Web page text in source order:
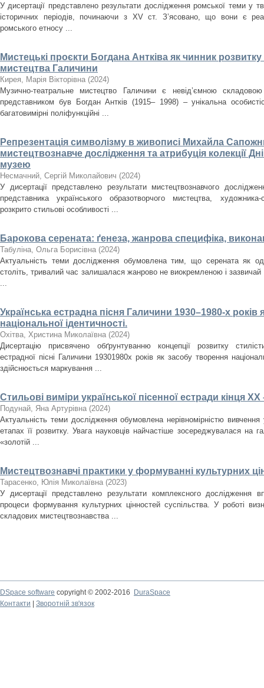
У дисертації представлено результати дослідження ромської теми у
історичних періодів, починаючи з XV ст. З’ясовано, що вони є
ромського етносу ...
Мистецькі проєкти Богдана Антківа як чинник
мистецтва Галичини
Кирея, Марія Вікторівна (2024)
Музично-театральне мистецтво Галичини є невід’ємною
представником був Богдан Антків (1915– 1998) – унікальна
багатовимірні поліфункційні ...
Репрезентація символізму в живописі Михайла
мистецтвознавче дослідження та атрибуція колекції
музею
Несмачний, Сергій Миколайович (2024)
У дисертації представлено результати мистецтвознавчого
представника українського образотворчого мистецтва,
розкрито стильові особливості ...
Барокова серената: ґенеза, жанрова специфіка,
Табуліна, Ольга Борисівна (2024)
Актуальність теми дослідження обумовлена тим, що серената як
століть, тривалий час залишалася жанрово не виокремленою і зазвичай
...
Українська естрадна пісня Галичини 1930–1980-­х років
національної ідентичності.
Охітва, Христина Миколаївна (2024)
Дисертацію присвячено обґрунтуванню концепції розвитку
естрадної пісні Галичини 1930­1980­х років як засобу творення
здійснюється маркування ...
Стильові виміри української пісенної естради кінця ХХ
Подунай, Яна Артурівна (2024)
Актуальність теми дослідження обумовлена нерівномірністю вивчення
етапах її розвитку. Увага науковців найчастіше зосереджувалася на
«золотій ...
Мистецтвознавчі практики у формуванні культурних
Тарасенко, Юлія Миколаївна (2023)
У дисертації представлено результати комплексного дослідження
процеси формування культурних цінностей суспільства. У роботі
складових мистецтвознавства ...
DSpace software copyright © 2002-2016
DuraSpace
Контакти
Зворотній зв'язок